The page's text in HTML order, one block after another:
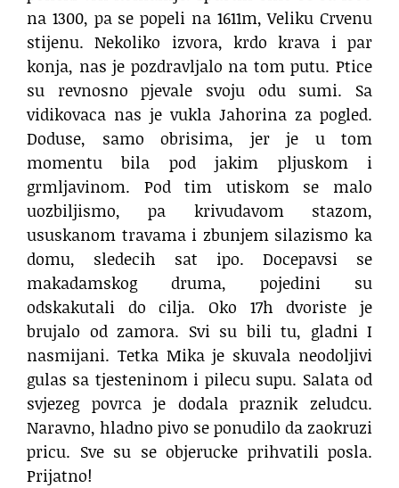
na 1300, pa se popeli na 1611m, Veliku Crvenu
stijenu. Nekoliko izvora, krdo krava i par
konja, nas je pozdravljalo na tom putu. Ptice
su revnosno pjevale svoju odu sumi. Sa
vidikovaca nas je vukla Jahorina za pogled.
Doduse, samo obrisima, jer je u tom
momentu bila pod jakim pljuskom i
grmljavinom. Pod tim utiskom se malo
uozbiljismo, pa krivudavom stazom,
ususkanom travama i zbunjem silazismo ka
domu, sledecih sat ipo. Docepavsi se
makadamskog druma, pojedini su
odskakutali do cilja. Oko 17h dvoriste je
brujalo od zamora. Svi su bili tu, gladni I
nasmijani. Tetka Mika je skuvala neodoljivi
gulas sa tjesteninom i pilecu supu. Salata od
svjezeg povrca je dodala praznik zeludcu.
Naravno, hladno pivo se ponudilo da zaokruzi
pricu. Sve su se objerucke prihvatili posla.
Prijatno!